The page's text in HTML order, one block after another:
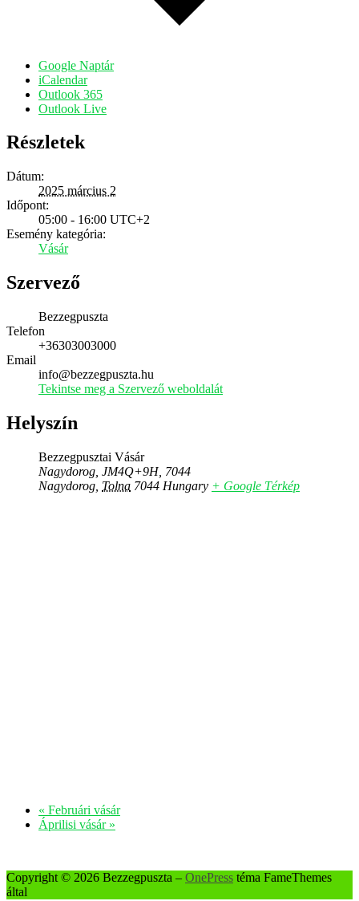
Google Naptár
iCalendar
Outlook 365
Outlook Live
Részletek
Dátum:
2025 március 2
Időpont:
05:00 - 16:00 UTC+2
Esemény kategória:
Vásár
Szervező
Bezzegpuszta
Telefon
+36303003000
Email
info@bezzegpuszta.hu
Tekintse meg a Szervező weboldalát
Helyszín
Bezzegpusztai Vásár
Nagydorog, JM4Q+9H, 7044
Nagydorog Tolna 7044 Hungary + Google Térkép
« Februári vásár
Áprilisi vásár »
Copyright © 2026 Bezzegpuszta – OnePress téma FameThemes
által